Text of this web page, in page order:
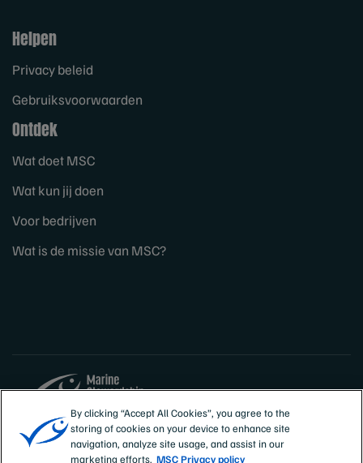
Helpen
Privacy beleid
Gebruiksvoorwaarden
Ontdek
Wat doet MSC
Wat kun jij doen
Voor bedrijven
Wat is de missie van MSC?
Sites
Nederland
By clicking “Accept All Cookies”, you agree to the
storing of cookies on your device to enhance site
navigation, analyze site usage, and assist in our
marketing efforts. MSC Privacy policy